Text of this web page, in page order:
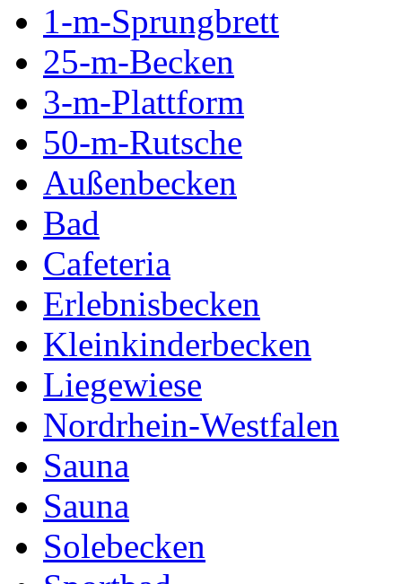
1-m-Sprungbrett
25-m-Becken
3-m-Plattform
50-m-Rutsche
Außenbecken
Bad
Cafeteria
Erlebnisbecken
Kleinkinderbecken
Liegewiese
Nordrhein-Westfalen
Sauna
Sauna
Solebecken